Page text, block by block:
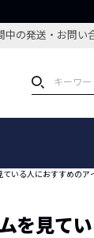
の発送・お問い
ている人におすすめのア
を見て